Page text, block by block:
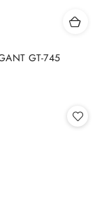
GT-745